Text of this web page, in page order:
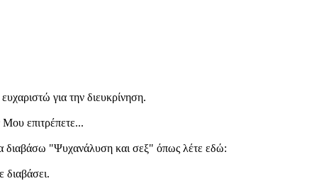
για την διευκρίνηση.
επιτρέπετε...
διαβάσω "Ψυχανάλυση και σεξ" όπως λέτε εδώ:
διαβάσει.